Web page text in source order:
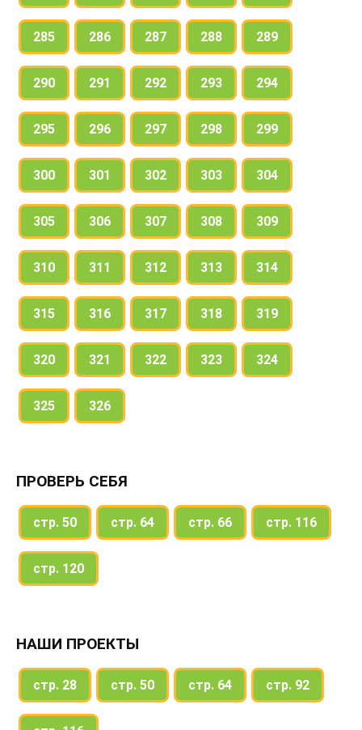
285 286 287 288 289
290 291 292 293 294
295 296 297 298 299
300 301 302 303 304
305 306 307 308 309
310 311 312 313 314
315 316 317 318 319
320 321 322 323 324
325 326
ПРОВЕРЬ СЕБЯ
стр. 50 стр. 64 стр. 66 стр. 116
стр. 120
НАШИ ПРОЕКТЫ
стр. 28 стр. 50 стр. 64 стр. 92